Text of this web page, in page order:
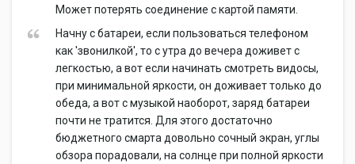
Может потерять соединение с картой памяти.
Начну с батареи, если пользоваться телефоном
как 'звонилкой', то с утра до вечера доживет с
легкостью, а вот если начинать смотреть видосы,
при минимальной яркости, он доживает только до
обеда, а вот с музыкой наоборот, заряд батареи
почти не тратится. Для этого достаточно
бюджетного смарта довольно сочный экран, углы
обзора порадовали, на солнце при полной яркости